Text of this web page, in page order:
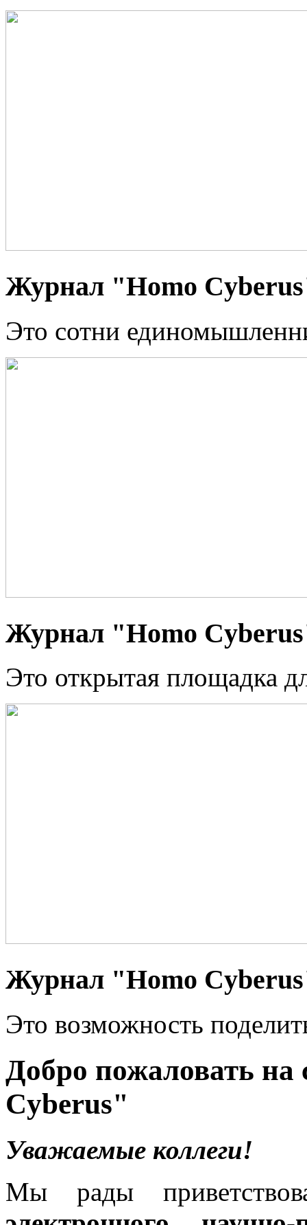
Журнал "Homo
Это сотни
Журнал "Homo
Это открытая площадка
Журнал "Homo
Это возможность
Добро пожаловать
Cyberus"
Уважаемые коллеги!
Мы рады